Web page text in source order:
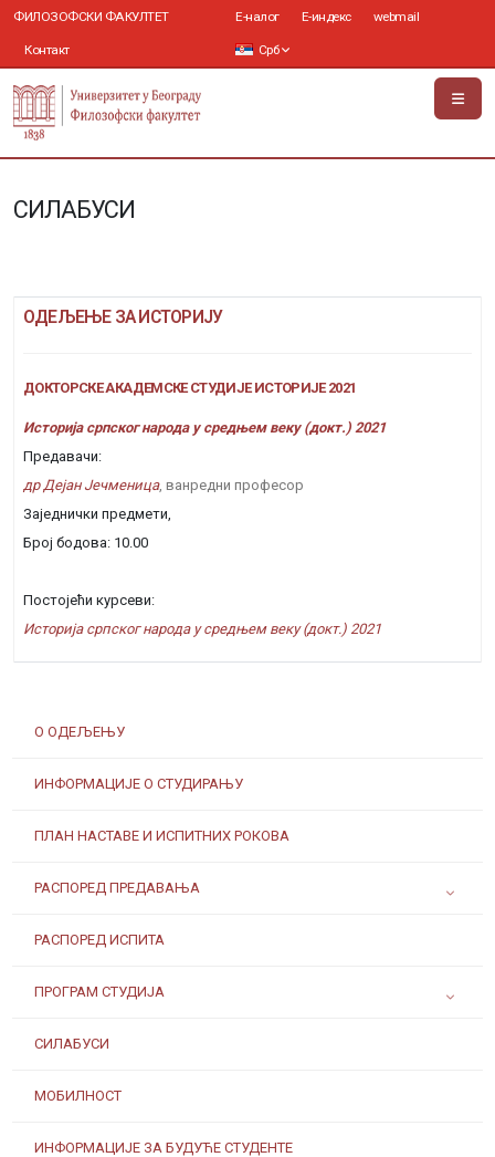
ФИЛОЗОФСКИ ФАКУЛТЕТ
Контакт
Е-налог Е-индекс webmail
Срб
СИЛАБУСИ
О ОДЕЉЕЊУ
ИНФОРМАЦИЈЕ О СТУДИРАЊУ
ПЛАН НАСТАВЕ И ИСПИТНИХ РОКОВА
РАСПОРЕД ПРЕДАВАЊА
РАСПОРЕД ИСПИТА
ПРОГРАМ СТУДИЈА
СИЛАБУСИ
МОБИЛНОСТ
ИНФОРМАЦИЈЕ ЗА БУДУЋЕ СТУДЕНТЕ
ОДЕЉЕЊЕ ЗА ИСТОРИЈУ
ДОКТОРСКЕ АКАДЕМСКЕ СТУДИЈЕ ИСТОРИЈЕ 2021
Историја српског народа у средњем веку (докт.) 2021
Предавачи:
др Дејан Јечменица, ванредни професор
Заједнички предмети,
Број бодова: 10.00
Постојећи курсеви:
Историја српског народа у средњем веку (докт.) 2021